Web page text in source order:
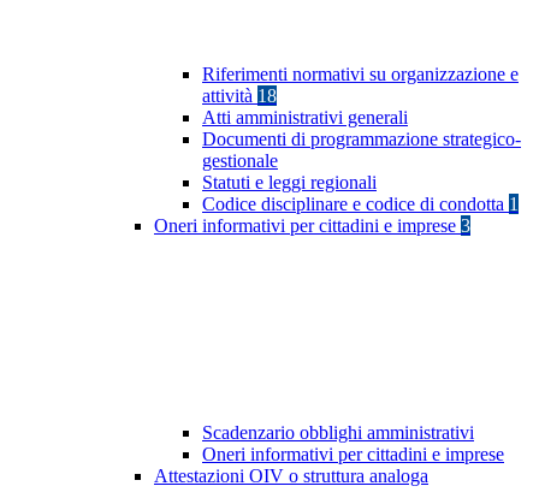
Riferimenti normativi su organizzazione e
attività 18
Atti amministrativi generali
Documenti di programmazione strategico-
gestionale
Statuti e leggi regionali
Codice disciplinare e codice di condotta 1
Oneri informativi per cittadini e imprese 3
Scadenzario obblighi amministrativi
Oneri informativi per cittadini e imprese
Attestazioni OIV o struttura analoga